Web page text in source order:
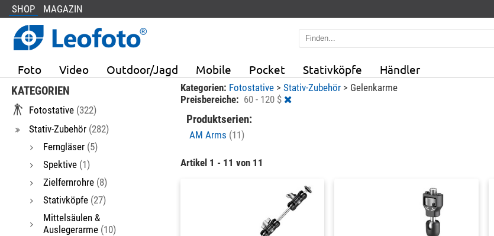
SHOP MAGAZIN
Foto Video Outdoor/Jagd Mobile Pocket Stativköpfe Händler
KATEGORIEN
Fotostative (322)
Stativ-Zubehör (282)
Ferngläser (5)
Spektive (1)
Zielfernrohre (8)
Stativköpfe (27)
Mittelsäulen &
Auslegerarme (10)
Kategorien: Fotostative > Stativ-Zubehör > Gelenkarme
Preisbereiche: 60 - 120 $
Produktserien:
AM Arms (11)
Artikel 1 - 11 von 11